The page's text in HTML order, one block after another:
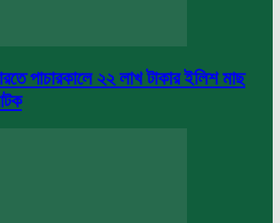
পাচারকালে ২২ লাখ টাকার ইলিশ মাছ